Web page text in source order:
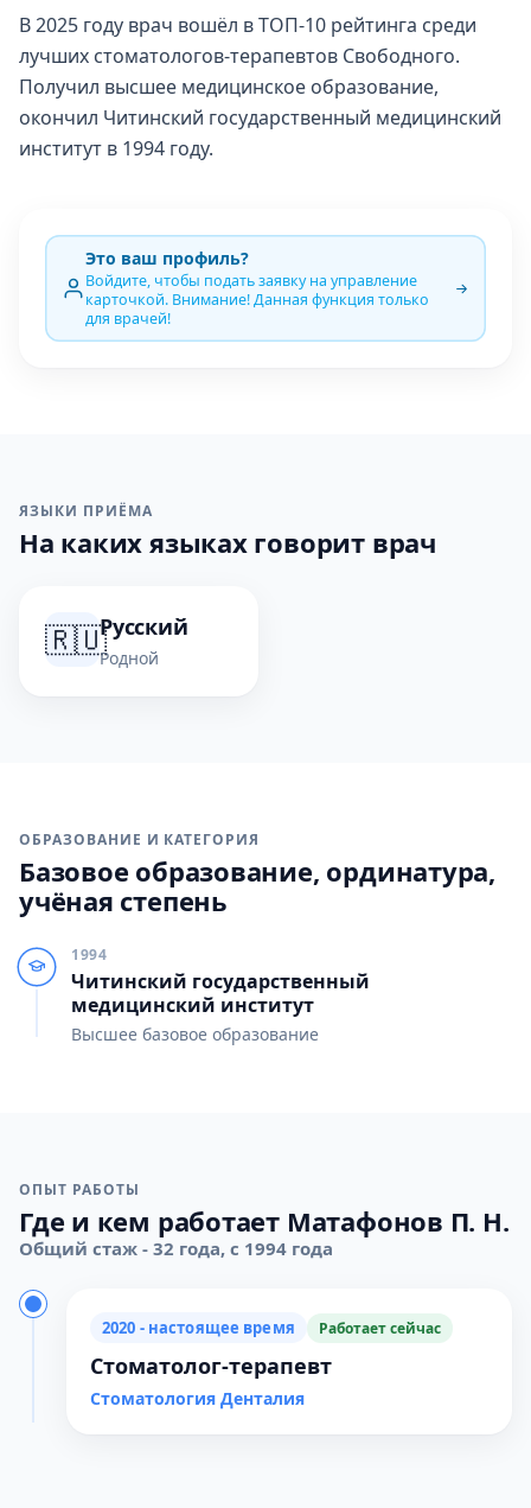
В 2025 году врач вошёл в ТОП-10 рейтинга среди
лучших стоматологов-терапевтов Свободного.
Получил высшее медицинское образование,
окончил Читинский государственный медицинский
институт в 1994 году.
Это ваш профиль?
Войдите, чтобы подать заявку на управление
карточкой. Внимание! Данная функция только
для врачей!
ЯЗЫКИ ПРИЁМА
На каких языках говорит врач
🇷🇺Русский
Родной
ОБРАЗОВАНИЕ И КАТЕГОРИЯ
Базовое образование, ординатура,
учёная степень
1994
Читинский государственный
медицинский институт
Высшее базовое образование
ОПЫТ РАБОТЫ
Где и кем работает Матафонов П. Н.
Общий стаж - 32 года, с 1994 года
2020 - настоящее время Работает сейчас
Стоматолог-терапевт
Стоматология Денталия